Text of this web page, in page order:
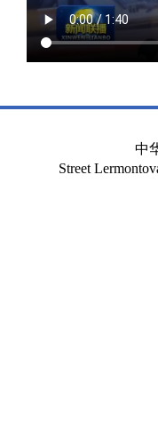
中
Street